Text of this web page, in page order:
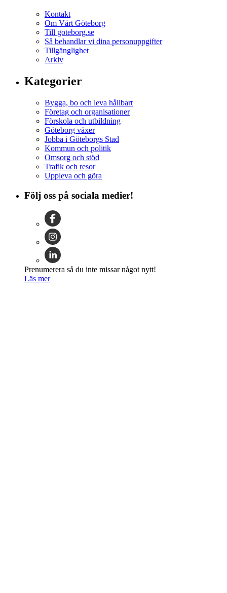
Kontakt
Om Vårt Göteborg
Till goteborg.se
Så behandlar vi dina personuppgifter
Tillgänglighet
Arkiv
Kategorier
Bygga, bo och leva hållbart
Företag och organisationer
Förskola och utbildning
Göteborg växer
Jobba i Göteborgs Stad
Kommun och politik
Omsorg och stöd
Trafik och resor
Uppleva och göra
Följ oss på sociala medier!
Prenumerera så du inte missar något nytt!
Läs mer